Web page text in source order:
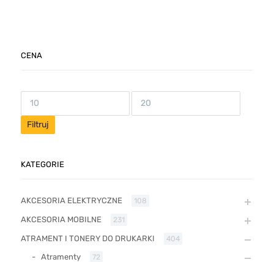
CENA
Filtruj
KATEGORIE
AKCESORIA ELEKTRYCZNE 108
AKCESORIA MOBILNE 231
ATRAMENT I TONERY DO DRUKARKI 404
Atramenty 72